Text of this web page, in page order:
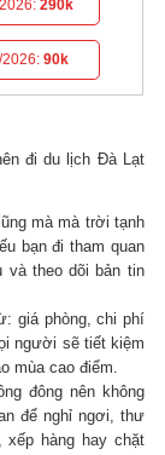
290k
2026: 90k
đi du lịch Đà Lạt
mà mà trời tạnh
bạn đi tham quan
và theo dõi bản tin
giá phòng, chi phí
người sẽ tiết kiệm
mùa cao điểm.
đông nên không
để nghỉ ngơi, thư
xếp hàng hay chặt